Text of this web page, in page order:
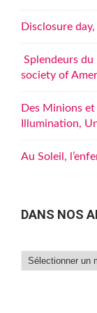
Disclosure
Splendeurs du
society of
Des Minions
Illumination,
Au Soleil,
DANS NOS
Dans